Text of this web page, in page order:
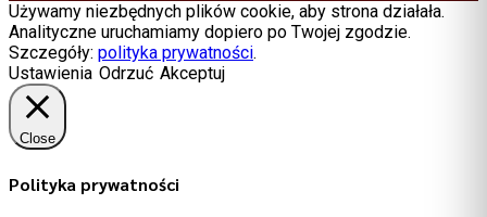
Używamy niezbędnych plików cookie, aby strona działała.
Analityczne uruchamiamy dopiero po Twojej zgodzie.
Szczegóły: polityka prywatności.
Ustawienia Odrzuć Akceptuj
Close
Polityka prywatności